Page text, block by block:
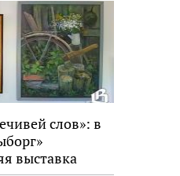
слов»: в
выставка